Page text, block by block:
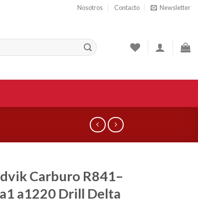
Nosotros Contacto Newsletter
Carburo R841–
a1220 Drill Delta